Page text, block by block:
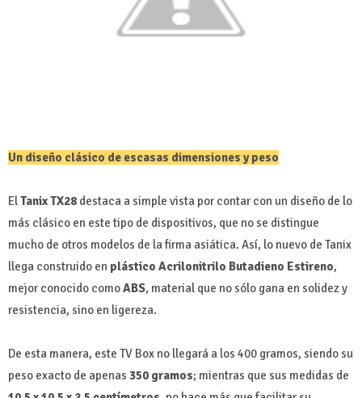
Un diseño clásico de escasas dimensiones y peso
ElTanix TX28 destaca a simple vista por contar con un diseño de lo
más clásico en este tipo de dispositivos, que no se distingue
mucho de otros modelos de la firma asiática. Así, lo nuevo de Tanix
llega construido en plástico Acrilonitrilo Butadieno Estireno,
mejor conocido comoABS, material que no sólo gana en solidez y
resistencia, sino en ligereza.
De esta manera, este TV Box no llegará a los 400 gramos, siendo su
peso exacto de apenas 350 gramos; mientras que sus medidas de